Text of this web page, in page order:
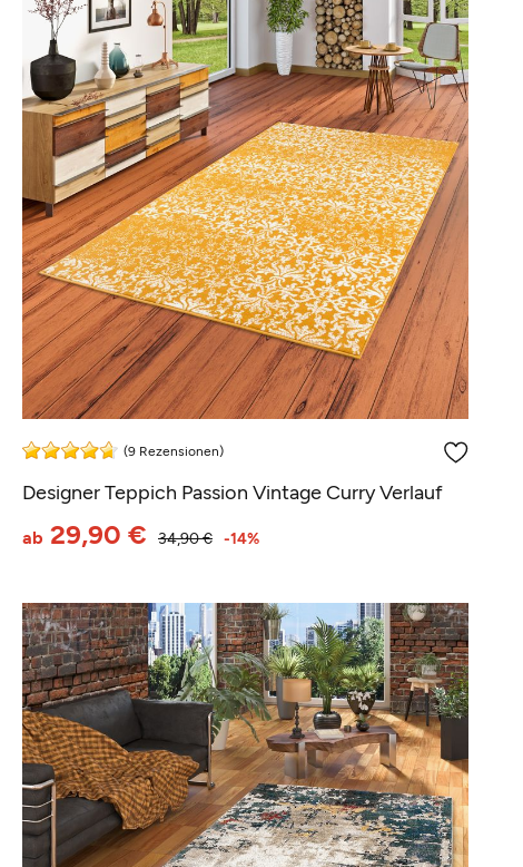
(9 Rezensionen)
Designer Teppich Passion Vintage Curry Verlauf
34,90 €
ab 29,90 € -14%